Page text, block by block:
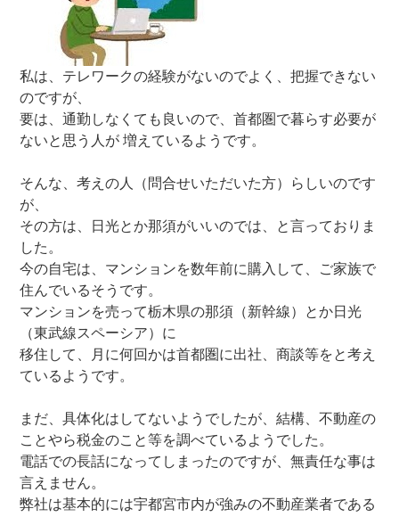
私は、テレワークの経験がないのでよく、把握できない
のですが、
要は、通勤しなくても良いので、首都圏で暮らす必要が
ないと思う人が 増えているようです。
そんな、考えの人（問合せいただいた方）らしいのです
が、
その方は、日光とか那須がいいのでは、と言っておりま
した。
今の自宅は、マンションを数年前に購入して、ご家族で
住んでいるそうです。
マンションを売って栃木県の那須（新幹線）とか日光
（東武線スペーシア）に
移住して、月に何回かは首都圏に出社、商談等をと考え
ているようです。
まだ、具体化はしてないようでしたが、結構、不動産の
ことやら税金のこと等を調べているようでした。
電話での長話になってしまったのですが、無責任な事は
言えません。
弊社は基本的には宇都宮市内が強みの不動産業者である